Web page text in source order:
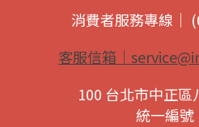
消費者服務專線｜
客服信箱｜
100 台北市中正區
統一編號